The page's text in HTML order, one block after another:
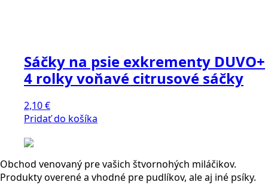
Sáčky na psie exkrementy DUVO+
4 rolky voňavé citrusové sáčky
2,10€
Pridať do košíka
Obchod venovaný pre vašich štvornohých miláčikov.
Produkty overené a vhodné pre pudlíkov, ale aj iné psíky.